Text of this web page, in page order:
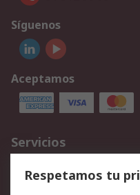
Síguenos
Aceptamos
Servicios
Cómo realizar pedidos
Facturación y pago
Respetamos tu